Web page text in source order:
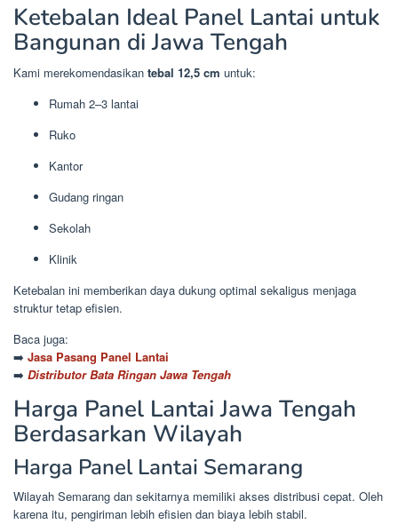
Ketebalan Ideal Panel Lantai untuk
Bangunan di Jawa Tengah
Kami merekomendasikan tebal 12,5 cm untuk:
Rumah 2–3 lantai
Ruko
Kantor
Gudang ringan
Sekolah
Klinik
Ketebalan ini memberikan daya dukung optimal sekaligus menjaga
struktur tetap efisien.
Baca juga:
➡️ Jasa Pasang Panel Lantai
➡️ Distributor Bata Ringan Jawa Tengah
Harga Panel Lantai Jawa Tengah
Berdasarkan Wilayah
Harga Panel Lantai Semarang
Wilayah Semarang dan sekitarnya memiliki akses distribusi cepat. Oleh
karena itu, pengiriman lebih efisien dan biaya lebih stabil.